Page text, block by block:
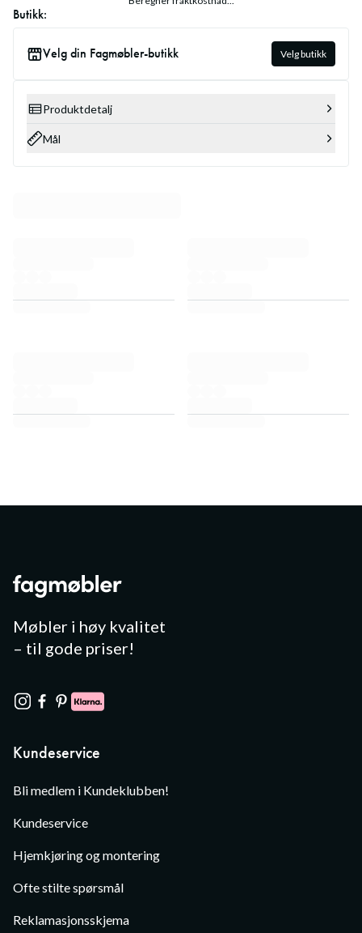
Butikk:
Velg din Fagmøbler-butikk Velg butikk
Produktdetalj
Mål
Møbler i høy kvalitet
– til gode priser!
Kundeservice
Bli medlem i Kundeklubben!
Kundeservice
Hjemkjøring og montering
Ofte stilte spørsmål
Reklamasjonsskjema